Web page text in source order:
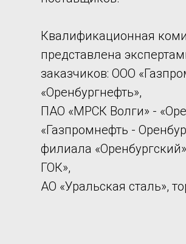
Квалификационная
представлена
заказчиков: ООО
«Оренбургнефть»,
ПАО «МРСК Волги» -
«Газпромнефть -
филиала
ГОК»,
АО «Уральская сталь»,